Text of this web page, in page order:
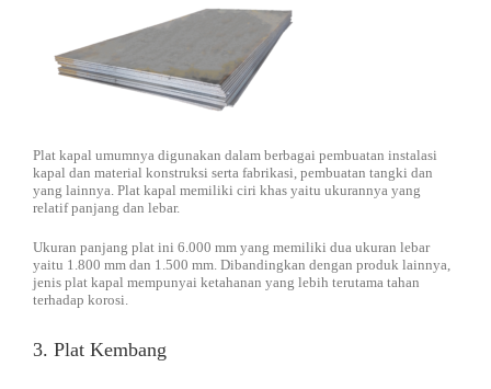
Plat kapal umumnya digunakan dalam berbagai pembuatan instalasi
kapal dan material konstruksi serta fabrikasi, pembuatan tangki dan
yang lainnya. Plat kapal memiliki ciri khas yaitu ukurannya yang
relatif panjang dan lebar.
Ukuran panjang plat ini 6.000 mm yang memiliki dua ukuran lebar
yaitu 1.800 mm dan 1.500 mm. Dibandingkan dengan produk lainnya,
jenis plat kapal mempunyai ketahanan yang lebih terutama tahan
terhadap korosi.
3. Plat Kembang